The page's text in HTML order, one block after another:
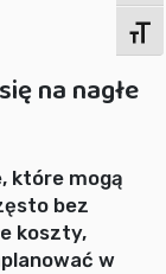
na nagłe
które mogą
bez
koszty,
w